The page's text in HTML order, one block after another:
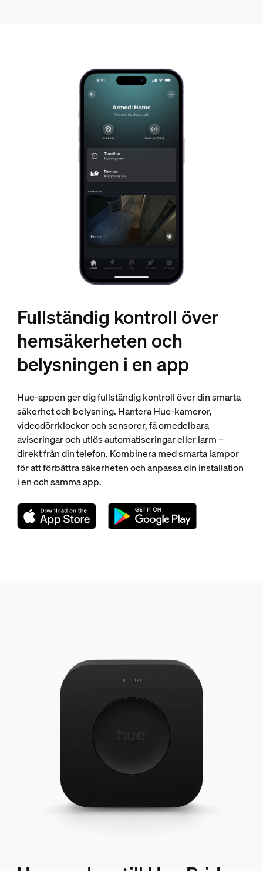
Fullständig kontroll över
hemsäkerheten och
belysningen i en app
Hue-appen ger dig fullständig kontroll över din smarta
säkerhet och belysning. Hantera Hue-kameror,
videodörrklockor och sensorer, få omedelbara
aviseringar och utlös automatiseringar eller larm –
direkt från din telefon. Kombinera med smarta lampor
för att förbättra säkerheten och anpassa din installation
i en och samma app.